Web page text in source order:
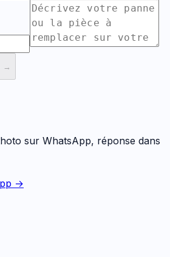
→
sur WhatsApp, réponse dans
→